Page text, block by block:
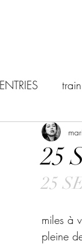
train
abstraction
suicidenotes
Baudelaire
25
25
miles à
pleine